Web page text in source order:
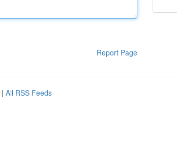
Report Page
| All RSS Feeds